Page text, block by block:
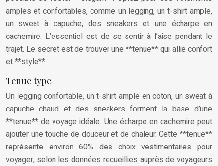
amples et confortables, comme un legging, un t-shirt ample,
un sweat à capuche, des sneakers et une écharpe en
cachemire. L’essentiel est de se sentir à l’aise pendant le
trajet. Le secret est de trouver une **tenue** qui allie confort
et **style**.
Tenue type
Un legging confortable, un t-shirt ample en coton, un sweat à
capuche chaud et des sneakers forment la base d’une
**tenue** de voyage idéale. Une écharpe en cachemire peut
ajouter une touche de douceur et de chaleur. Cette **tenue**
représente environ 60% des choix vestimentaires pour
voyager, selon les données recueillies auprès de voyageurs